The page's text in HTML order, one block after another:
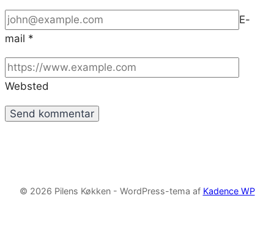
E-
mail *
Websted
© 2026 Pilens Køkken - WordPress-tema af Kadence WP